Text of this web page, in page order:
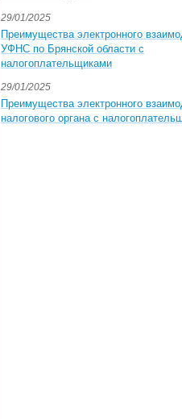
29/01/2025
Преимущества электронного
УФНС по Брянской области с
налогоплательщиками
29/01/2025
Преимущества электронного
налогового органа с